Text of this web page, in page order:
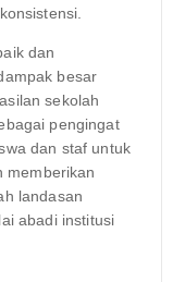
dan
besar
sekolah
pengingat
dan staf untuk
memberikan
landasan
abadi institusi